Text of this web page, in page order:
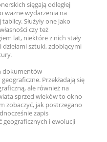
sięgają odległej
ważne wydarzenia na
Służyły one jako
czy też
lat, niektóre z nich stały
sztuki, zdobiącymi
dokumentów
Przekładają się
ale również na
sprzed wieków to okno
zobaczyć, jak postrzegano
zapis
geograficznych i ewolucji